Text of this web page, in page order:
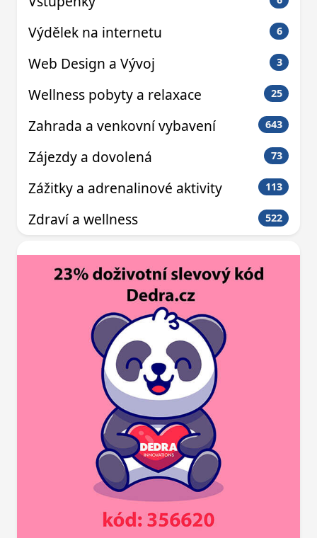
Výdělek na internetu 6
Web Design a Vývoj 3
Wellness pobyty a relaxace 25
Zahrada a venkovní vybavení 643
Zájezdy a dovolená 73
Zážitky a adrenalinové aktivity 113
Zdraví a wellness 522